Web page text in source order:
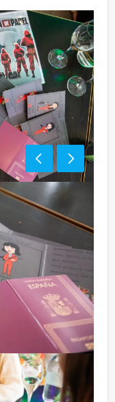
en tijdstip!
uw drankje af
per uur (excl.